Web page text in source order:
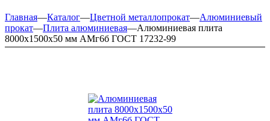
Главная—Каталог—Цветной металлопрокат—Алюминиевый
прокат—Плита алюминиевая—Алюминиевая плита
8000х1500х50 мм АМг6б ГОСТ 17232-99